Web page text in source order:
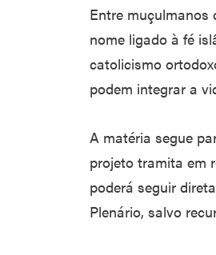
Entre muçulmanos
nome ligado à fé
catolicismo
podem integrar a
A matéria segue
projeto tramita em
poderá seguir
Plenário, salvo